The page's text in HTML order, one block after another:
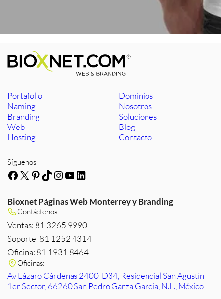
Portafolio
Naming
Branding
Web
Hosting
Dominios
Nosotros
Soluciones
Blog
Contacto
Síguenos
Facebook
X Pinterest
TikTok
Instagram
YouTube
LinkedIn
Bioxnet Páginas Web Monterrey y Branding
Contáctenos
Ventas: 81 3265 9990
Soporte: 81 1252 4314
Oficina: 81 1931 8464
Oficinas:
Av Lázaro Cárdenas 2400-D34, Residencial San Agustín
1er Sector, 66260 San Pedro Garza García, N.L., México